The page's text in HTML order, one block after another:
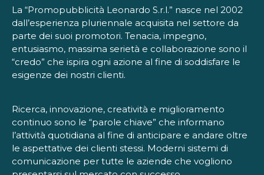
La “Promopubblicità Leonardo S.r.l.” nasce nel 2002
dall’esperienza pluriennale acquisita nel settore da
parte dei suoi promotori. Tenacia, impegno,
entusiasmo, massima serietà e collaborazione sono il
“credo” che ispira ogni azione al fine di soddisfare le
esigenze dei nostri clienti.
Ricerca, innovazione, creatività e miglioramento
continuo sono le “parole chiave” che informano
l’attività quotidiana al fine di anticipare e andare oltre
le aspettative dei clienti stessi. Moderni sistemi di
comunicazione per tutte le aziende che vogliono